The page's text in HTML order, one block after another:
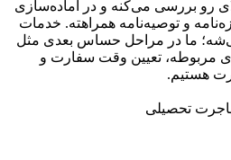
رو بررسی می‌کنه و در آماده‌سازی
و توصیه‌نامه همراهته. خدمات
ما در مراحل حساس بعدی مثل
مربوطه، تعیین وقت سفارت و
هستیم.
تحصیلی